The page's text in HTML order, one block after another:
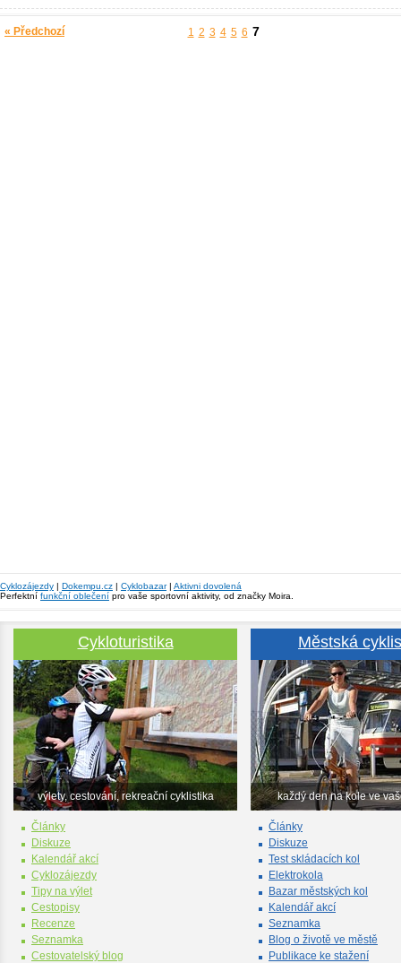
« Předchozí 1 2 3 4 5 6 7
Cyklozájezdy | Dokempu.cz | Cyklobazar| Aktivni dovolená
Perfektní funkční oblečení pro vaše sportovní aktivity, od značky Moira.
Cykloturistika
výlety, cestování, rekreační cyklistika
Články
Diskuze
Kalendář akcí
Cyklozájezdy
Tipy na výlet
Cestopisy
Recenze
Seznamka
Cestovatelský blog
Městská
každý den na kole ve
Články
Diskuze
Test skládacích kol
Elektrokola
Bazar městských kol
Kalendář akcí
Seznamka
Blog o životě ve městě
Publikace ke stažení